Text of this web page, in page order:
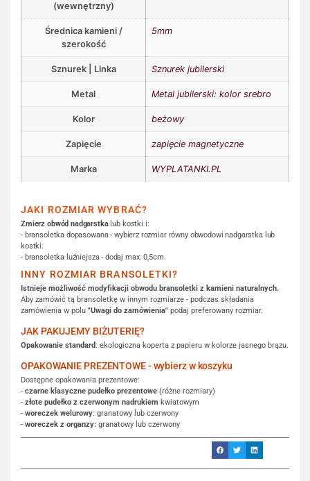
(wewnętrzny)
Średnica kamieni /
szerokość
5mm
Sznurek | Linka Sznurek jubilerski
Metal Metal jubilerski: kolor srebro
Kolor beżowy
Zapięcie zapięcie magnetyczne
Marka WYPLATANKI.PL
JAKI ROZMIAR WYBRAĆ?
Zmierz obwód nadgarstkalub kostki i:
- bransoletka dopasowana - wybierz rozmiar równy obwodowi nadgarstka lub
kostki.
- bransoletka luźniejsza - dodaj max. 0,5cm.
INNY ROZMIAR BRANSOLETKI?
Istnieje możliwość modyfikacji obwodu bransoletki z kamieni naturalnych.
Aby zamówić tą bransoletkę w innym rozmiarze - podczas składania
zamówienia w polu "Uwagi do zamówienia" podaj preferowany rozmiar.
JAK PAKUJEMY BIŻUTERIĘ?
Opakowanie standard: ekologiczna koperta z papieru w kolorze jasnego brązu.
OPAKOWANIE PREZENTOWE - wybierz w koszyku
Dostępne opakowania prezentowe:
- czarne klasyczne pudełko prezentowe (różne rozmiary)
- złote pudełko z czerwonym nadrukiem kwiatowym
- woreczek welurowy: granatowy lub czerwony
- woreczek z organzy: granatowy lub czerwony